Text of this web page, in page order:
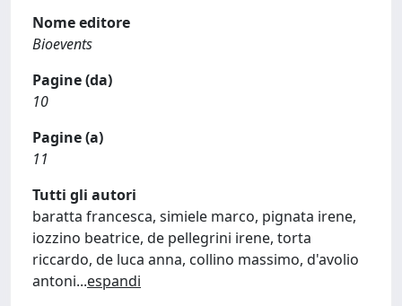
Nome editore
Bioevents
Pagine (da)
10
Pagine (a)
11
Tutti gli autori
baratta francesca, simiele marco, pignata irene,
iozzino beatrice, de pellegrini irene, torta
riccardo, de luca anna, collino massimo, d'avolio
antoni...espandi